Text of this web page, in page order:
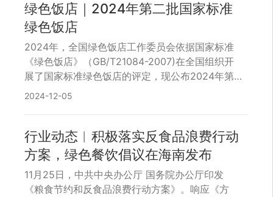
绿色饭店工作委员会将通过暗访、抽查和复审等方
式对企业进行审查和定期督导。
绿色饭店｜2024年第二批国家标准
绿色饭店
2024年，全国绿色饭店工作委员会依据国家标准
《绿色饭店》（GB/T21084-2007)在全国组织开
展了国家标准绿色饭店的评定，现公布2024年第
二批国家标准绿色饭店名单。获评资格仅证明以上
绿色饭店工作委员会将通过暗访、抽查和复审等方
式对企业进行审查和定期督导。
2024-12-05
行业动态︱积极落实反食品浪费行动
方案，绿色餐饮倡议在海南发布
11月25日，中共中央办公厅 国务院办公厅印发
《粮食节约和反食品浪费行动方案》。响应《方